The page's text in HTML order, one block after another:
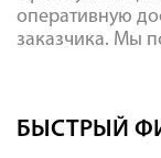
оперативную
заказчика. Мы
БЫСТРЫЙ